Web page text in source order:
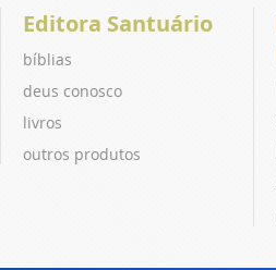
Editora Santuário
bíblias
deus conosco
livros
outros produtos